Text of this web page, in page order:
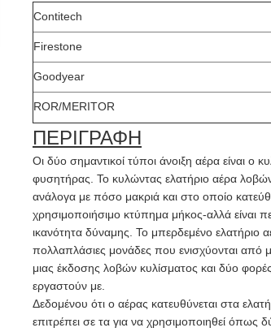
Contitech
Firestone
Goodyear
ROR/MERITOR
ΠΕΡΙΓΡΑΦΗ
Οι δύο σημαντικοί τύποι άνοιξη αέρα είναι ο
φυσητήρας. Το κυλώντας ελατήριο αέρα λοβών
ανάλογα με πόσο μακριά και στο οποίο
χρησιμοποιήσιμο κτύπημα μήκος-αλλά είναι
ικανότητα δύναμης. Το μπερδεμένο ελατήριο
πολλαπλάσιες μονάδες που ενισχύονται από
μιας έκδοσης λοβών κυλίσματος και δύο
εργαστούν με.
Δεδομένου ότι ο αέρας κατευθύνεται στα
επιτρέπει σε τα για να χρησιμοποιηθεί